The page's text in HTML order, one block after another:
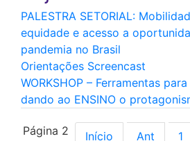
PALESTRA SETORIAL:
equidade e acesso a
pandemia no Brasil
Orientações Screencast
WORKSHOP – Ferramentas
dando ao ENSINO o
Página 2
Início Ant 1